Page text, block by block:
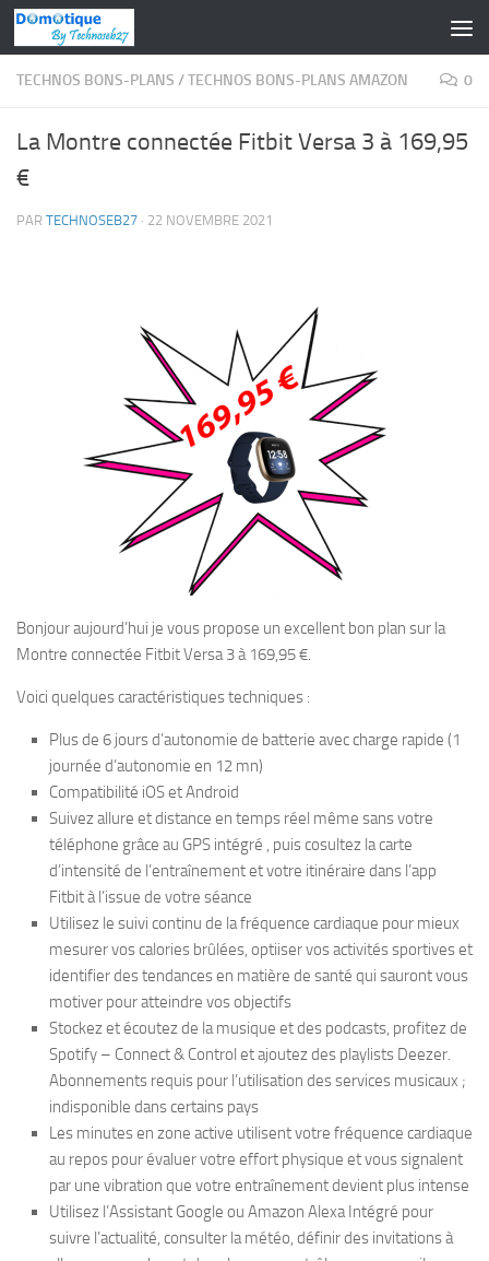
Skip to content
TECHNOS BONS-PLANS /TECHNOS BONS-PLANS AMAZON 0
La Montre connectée Fitbit Versa 3 à 169,95
€
PAR TECHNOSEB27 · 22 NOVEMBRE 2021
Bonjour aujourd’hui je vous propose un excellent bon plan sur la
Montre connectée Fitbit Versa 3 à 169,95 €.
Voici quelques caractéristiques techniques :
Plus de 6 jours d’autonomie de batterie avec charge rapide (1
journée d’autonomie en 12 mn)
Compatibilité iOS et Android
Suivez allure et distance en temps réel même sans votre
téléphone grâce au GPS intégré , puis cosultez la carte
d’intensité de l’entraînement et votre itinéraire dans l’app
Fitbit à l’issue de votre séance
Utilisez le suivi continu de la fréquence cardiaque pour mieux
mesurer vos calories brûlées, optiiser vos activités sportives et
identifier des tendances en matière de santé qui sauront vous
motiver pour atteindre vos objectifs
Stockez et écoutez de la musique et des podcasts, profitez de
Spotify – Connect & Control et ajoutez des playlists Deezer.
Abonnements requis pour l’utilisation des services musicaux ;
indisponible dans certains pays
Les minutes en zone active utilisent votre fréquence cardiaque
au repos pour évaluer votre effort physique et vous signalent
par une vibration que votre entraînement devient plus intense
Utilisez l’Assistant Google ou Amazon Alexa Intégré pour
suivre l’actualité, consulter la météo, définir des invitations à